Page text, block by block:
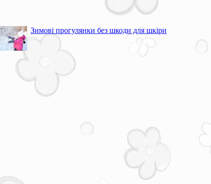
Зимові прогулянки без шкоди для шкіри